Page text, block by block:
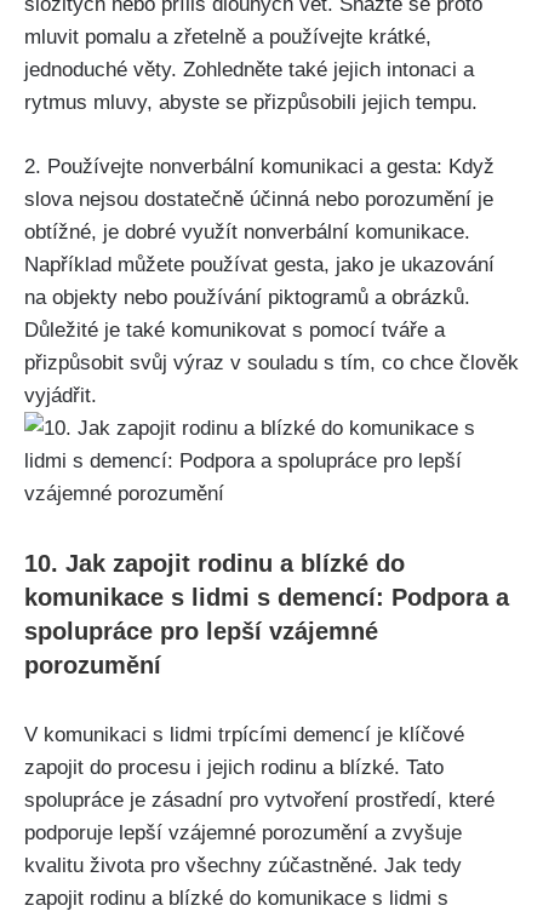
mluvit pomalu a zřetelně a používejte krátké,
jednoduché věty. Zohledněte také jejich intonaci a
rytmus mluvy, abyste se přizpůsobili jejich tempu.
2. Používejte nonverbální komunikaci a gesta: Když
slova nejsou dostatečně účinná nebo porozumění je
obtížné, je dobré využít nonverbální komunikace.
Například můžete používat gesta, jako je ukazování
na objekty nebo používání piktogramů a obrázků.
Důležité je také komunikovat s pomocí tváře a
přizpůsobit svůj výraz v souladu s tím, co chce člověk
vyjádřit.
10. Jak zapojit rodinu a blízké do
komunikace s lidmi s demencí: Podpora a
spolupráce pro lepší vzájemné
porozumění
V komunikaci s lidmi trpícími demencí je klíčové
zapojit do procesu i jejich rodinu a blízké. Tato
spolupráce je zásadní pro vytvoření prostředí, které
podporuje lepší vzájemné porozumění a zvyšuje
kvalitu života pro všechny zúčastněné. Jak tedy
zapojit rodinu a blízké do komunikace s lidmi s